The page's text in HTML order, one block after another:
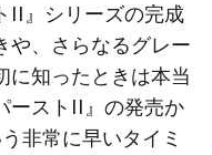
II』シリーズの完成
や、さらなるグレー
に知ったときは本当
ーストII』の発売か
非常に早いタイミ